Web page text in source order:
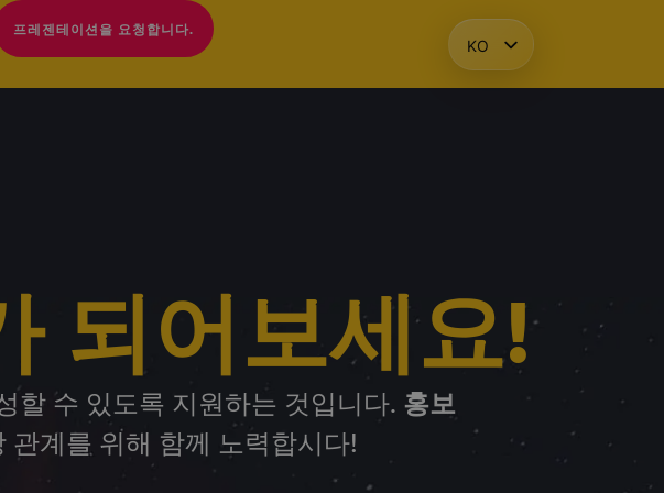
프레젠테이션을 요청합니다.
KO
HU
되어보세요!
할 수 있도록 지원하는 것입니다. 홍보
관계를 위해 함께 노력합시다!